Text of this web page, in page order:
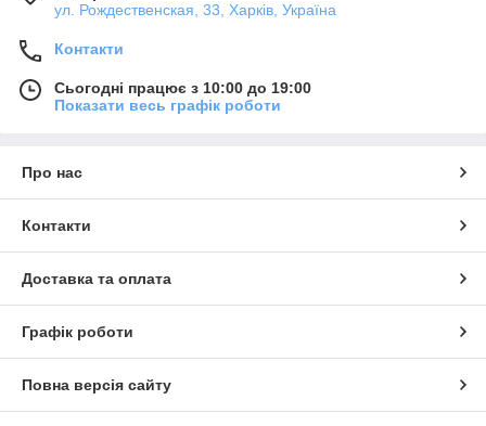
ул. Рождественская, 33, Харків, Україна
Контакти
Сьогодні працює з 10:00 до 19:00
Показати весь графік роботи
Про нас
Контакти
Доставка та оплата
Графік роботи
Повна версія сайту